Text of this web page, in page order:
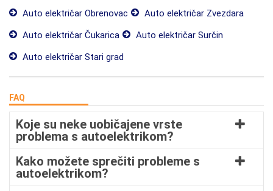
Auto električar Obrenovac
Auto električar Zvezdara
Auto električar Čukarica
Auto električar Surčin
Auto električar Stari grad
FAQ
Koje su neke uobičajene vrste
problema s autoelektrikom?
Kako možete sprečiti probleme s
autoelektrikom?